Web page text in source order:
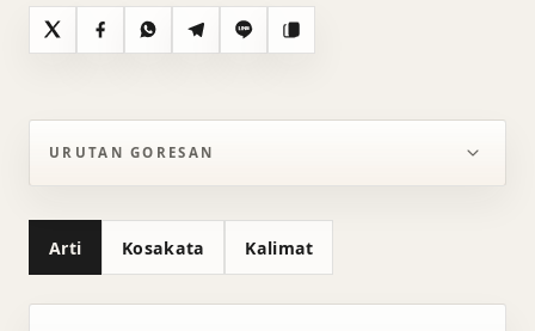
X FacebookWhatsAppTelegramLine Salin
URUTAN GORESAN
Arti Kosakata Kalimat